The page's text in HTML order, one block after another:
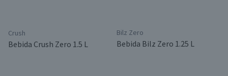
Crush
Bebida Crush Zero 1.5 L
Bilz Zero
Bebida Bilz Zero 1.25 L